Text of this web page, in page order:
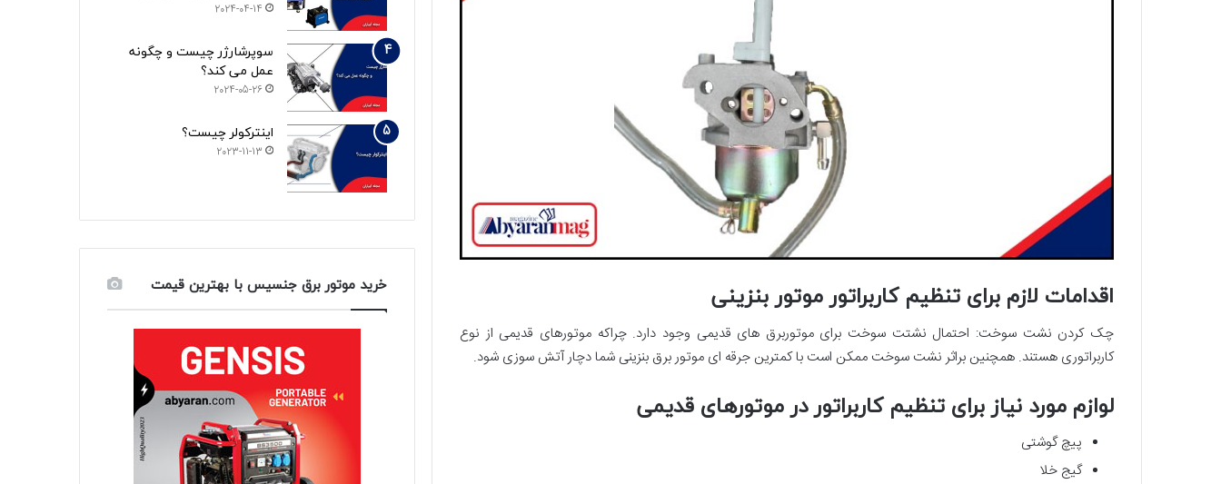
اقدامات لازم برای تنظیم کاربراتور موتور بنزینی
چک کردن نشت سوخت: احتمال نشتت سوخت برای موتوربرق های قدیمی وجود دارد. چراکه موتورهای قدیمی از نوع
کاربراتوری هستند. همچنین براثر نشت سوخت ممکن است با کمترین جرقه ای موتور برق بنزینی شما دچار آتش سوزی شود.
لوازم مورد نیاز برای تنظیم کاربراتور در موتورهای قدیمی
پیچ گوشتی
گیج خلا
2024-04-14
سوپرشارژر چیست و چگونه
عمل می کند؟
2024-05-26
اینترکولر چیست؟
2023-11-13
خرید موتور برق جنسیس با بهترین قیمت